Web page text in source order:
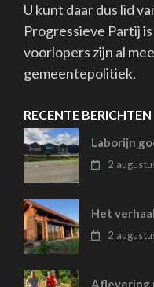
U kunt daar dus lid
Progressieve Partij
voorlopers zijn al
gemeentepolitiek.
RECENTE BERICHTEN
Laborijn
2
Het
2
Aflevering